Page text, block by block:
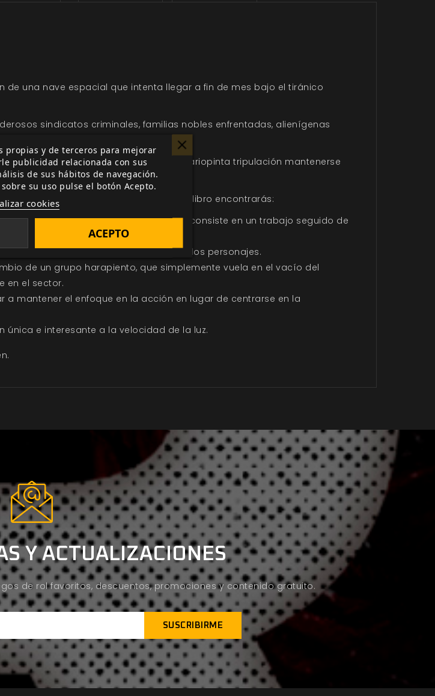
de una nave espacial que intenta llegar a fin de mes bajo el tiránico
sindicatos criminales, familias nobles enfrentadas, alienígenas
paso algunos beneficios. ¿Podrá tu variopinta tripulación mantenerse
en todo el sector?
de juego Forged in the Dark. En este libro encontrarás:
de la tripulación. Una sesión de juego consiste en un trabajo seguido de
y mejorar al mismo tiempo que los personajes.
de un grupo harapiento, que simplemente vuela en el vacío del
en el sector.
mantener el enfoque en la acción en lugar de centrarse en la
e interesante a la velocidad de la luz.
Y ACTUALIZACIONES
de rol favoritos, descuentos, promociones y contenido gratuito.
propias y de terceros para mejorar
publicidad relacionada con sus
de sus hábitos de navegación.
su uso pulse el botón Acepto.
cookies
ACEPTO